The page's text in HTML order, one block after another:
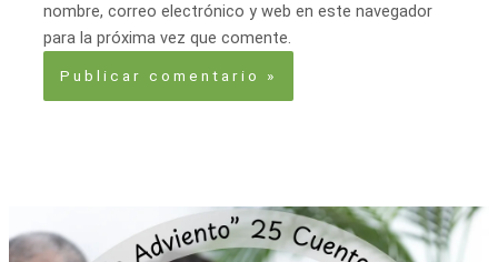
nombre, correo electrónico y web en este navegador
para la próxima vez que comente.